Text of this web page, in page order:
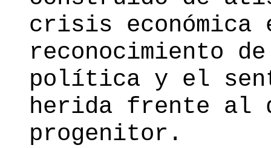
crisis económica
reconocimiento
política y el
herida frente al
progenitor.